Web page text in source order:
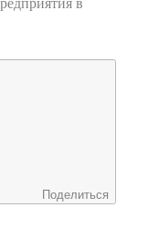
Поделиться